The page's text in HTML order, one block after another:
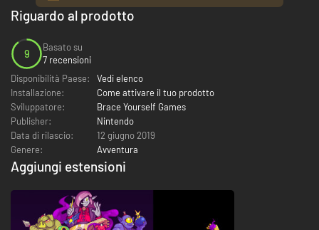
Riguardo al prodotto
9
Basato su
7 recensioni
Disponibilità Paese:
Vedi elenco
Installazione:
Come attivare il tuo prodotto
Sviluppatore:
Brace Yourself Games
Publisher:
Nintendo
Data di rilascio:
12 giugno 2019
Genere:
Avventura
Aggiungi estensioni